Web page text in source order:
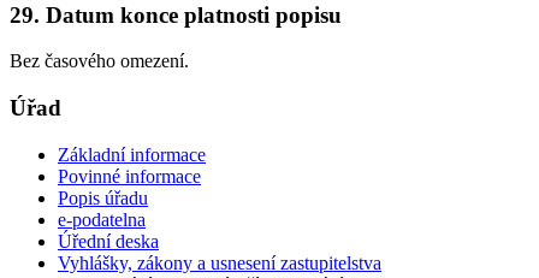
29. Datum konce platnosti popisu
Bez časového omezení.
Úřad
Základní informace
Povinné informace
Popis úřadu
e-podatelna
Úřední deska
Vyhlášky, zákony a usnesení zastupitelstva